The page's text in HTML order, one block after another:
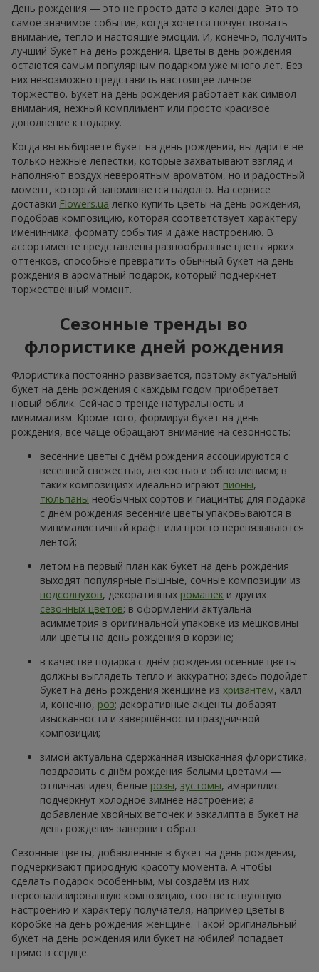
День рождения — это не просто дата в календаре. Это то
самое значимое событие, когда хочется почувствовать
внимание, тепло и настоящие эмоции. И, конечно, получить
лучший букет на день рождения. Цветы в день рождения
остаются самым популярным подарком уже много лет. Без
них невозможно представить настоящее личное
торжество. Букет на день рождения работает как символ
внимания, нежный комплимент или просто красивое
дополнение к подарку.
Когда вы выбираете букет на день рождения, вы дарите не
только нежные лепестки, которые захватывают взгляд и
наполняют воздух невероятным ароматом, но и радостный
момент, который запоминается надолго. На сервисе
доставки Flowers.ua легко купить цветы на день рождения,
подобрав композицию, которая соответствует характеру
именинника, формату события и даже настроению. В
ассортименте представлены разнообразные цветы ярких
оттенков, способные превратить обычный букет на день
рождения в ароматный подарок, который подчеркнёт
торжественный момент.
Сезонные тренды во
флористике дней рождения
Флористика постоянно развивается, поэтому актуальный
букет на день рождения с каждым годом приобретает
новый облик. Сейчас в тренде натуральность и
минимализм. Кроме того, формируя букет на день
рождения, всё чаще обращают внимание на сезонность:
весенние цветы с днём рождения ассоциируются с
весенней свежестью, лёгкостью и обновлением; в
таких композициях идеально играют пионы,
тюльпаны необычных сортов и гиацинты; для подарка
с днём рождения весенние цветы упаковываются в
минималистичный крафт или просто перевязываются
лентой;
летом на первый план как букет на день рождения
выходят популярные пышные, сочные композиции из
подсолнухов, декоративных ромашек и других
сезонных цветов; в оформлении актуальна
асимметрия в оригинальной упаковке из мешковины
или цветы на день рождения в корзине;
в качестве подарка с днём рождения осенние цветы
должны выглядеть тепло и аккуратно; здесь подойдёт
букет на день рождения женщине из хризантем, калл
и, конечно, роз; декоративные акценты добавят
изысканности и завершённости праздничной
композиции;
зимой актуальна сдержанная изысканная флористика,
поздравить с днём рождения белыми цветами —
отличная идея; белые розы, эустомы, амариллис
подчеркнут холодное зимнее настроение; а
добавление хвойных веточек и эвкалипта в букет на
день рождения завершит образ.
Сезонные цветы, добавленные в букет на день рождения,
подчёркивают природную красоту момента. А чтобы
сделать подарок особенным, мы создаём из них
персонализированную композицию, соответствующую
настроению и характеру получателя, например цветы в
коробке на день рождения женщине. Такой оригинальный
букет на день рождения или букет на юбилей попадает
прямо в сердце.